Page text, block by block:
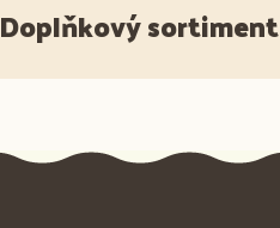
Doplňkový sortiment